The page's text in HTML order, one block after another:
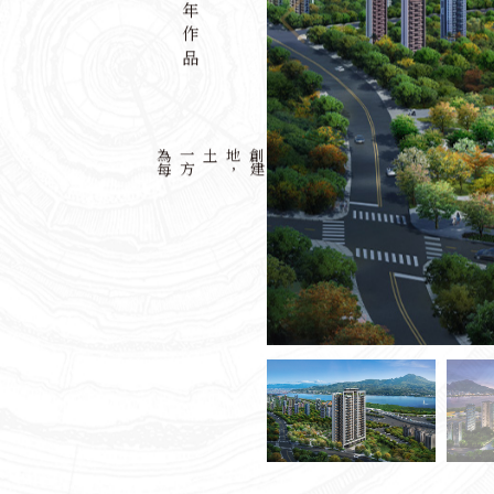
歷年作品
為
每
一
方
土地
，
創
建
最
美
城
市
印 記 以
都
市
計
畫
專
業
眼
光
，
規
劃
營
造
高
質
感
建